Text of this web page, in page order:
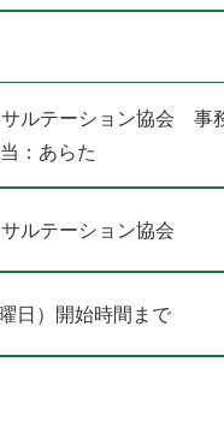
ルテーション協会 事
：あらた
ルテーション協会
日）開始時間まで